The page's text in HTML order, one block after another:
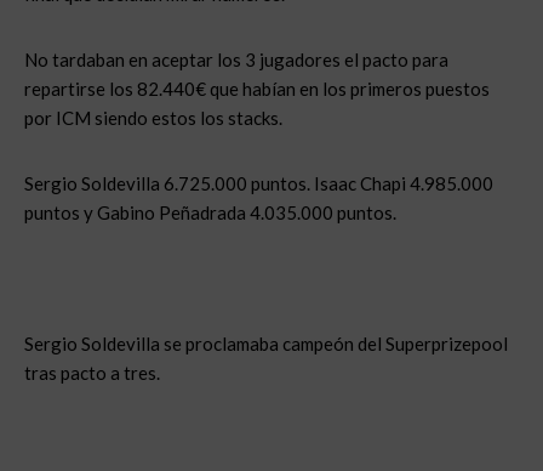
No tardaban en aceptar los 3 jugadores el pacto para
repartirse los 82.440€ que habían en los primeros puestos
por ICM siendo estos los stacks.
Sergio Soldevilla 6.725.000 puntos. Isaac Chapi 4.985.000
puntos y Gabino Peñadrada 4.035.000 puntos.
Sergio Soldevilla se proclamaba campeón del Superprizepool
tras pacto a tres.